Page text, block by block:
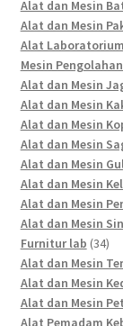
Alat dan Mesin
Alat dan Mesin
Alat Laboratorium
Mesin
Alat dan Mesin
Alat dan Mesin
Alat dan Mesin
Alat dan Mesin
Alat dan Mesin
Alat dan Mesin
Alat dan Mesin
Alat dan Mesin
Furnitur lab 3434
Alat dan Mesin
Alat dan Mesin
Alat dan Mesin